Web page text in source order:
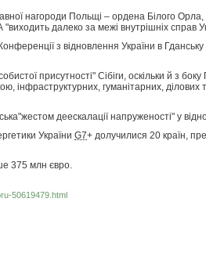
нагороди Польщі – ордена Білого Орла,
далеко за межі внутрішніх справ
з відновлення України в
присутності" Сібіги, оскільки й з
інфраструктурних, гуманітарних, ділових
деескалації напруженості" у
України G7+ долучилися 20 країн,
375 млн євро.
50619479.html